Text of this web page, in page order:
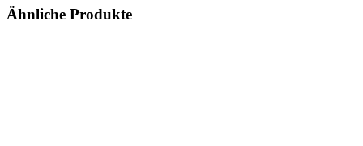
Ähnliche Produkte